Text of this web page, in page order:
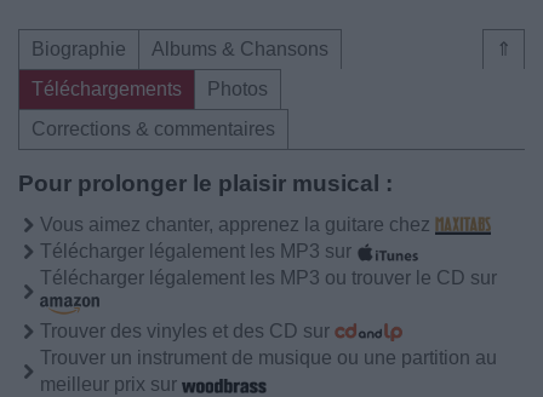
⇑
Biographie
Albums & Chansons
Téléchargements
Photos
Corrections & commentaires
Pour prolonger le plaisir musical :
Vous aimez chanter, apprenez la guitare chez
Télécharger légalement les MP3 sur
Télécharger légalement les MP3 ou trouver le CD sur
Trouver des vinyles et des CD sur
Trouver un instrument de musique ou une partition au
meilleur prix sur